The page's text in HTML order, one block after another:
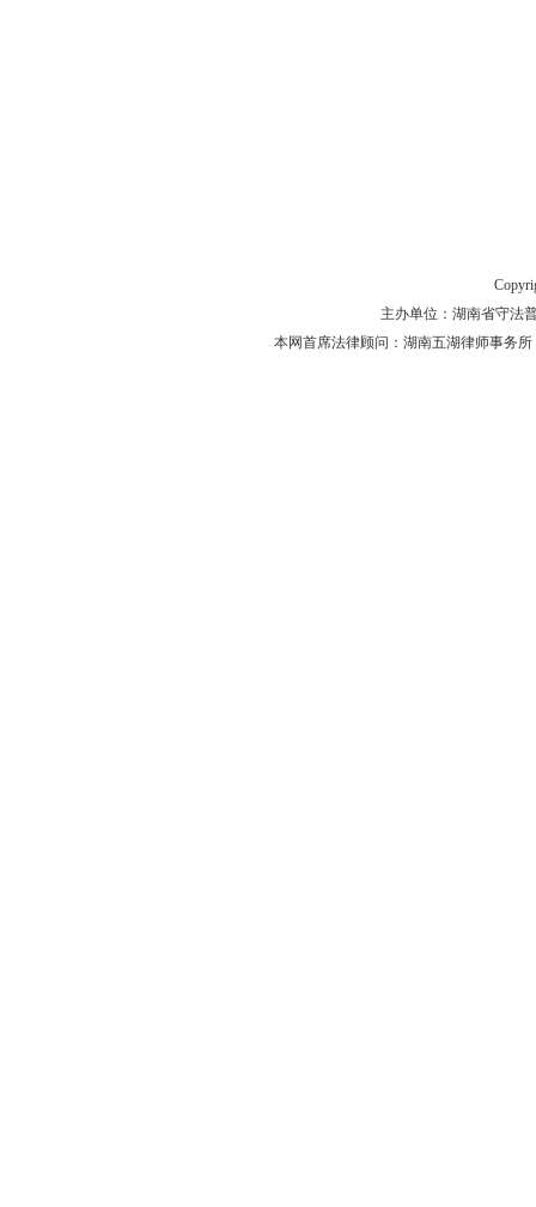
主办单位：湖南省守法
本网首席法律顾问：湖南五湖律师事务所